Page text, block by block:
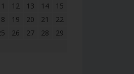
12 13 14
15
19 20 21
22
26 27 28
29